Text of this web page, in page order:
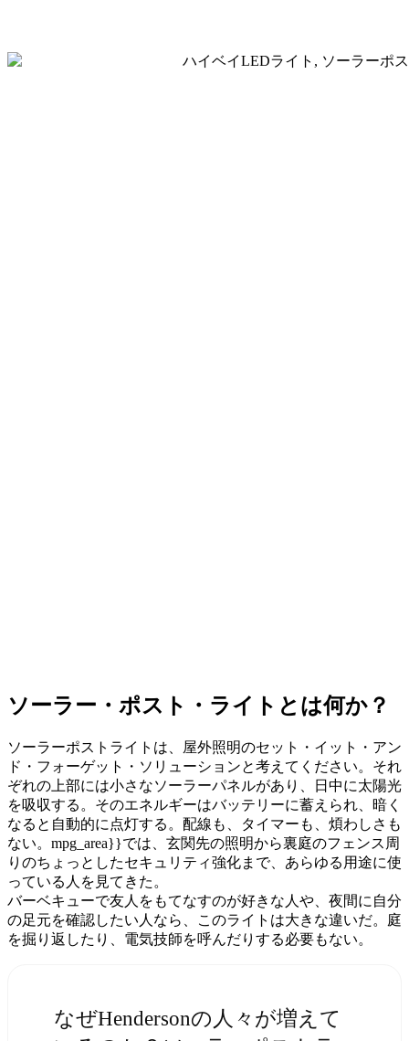
ソーラー・ポスト・ライトとは何か？
ソーラーポストライトは、屋外照明のセット・イット・アン
ド・フォーゲット・ソリューションと考えてください。それ
ぞれの上部には小さなソーラーパネルがあり、日中に太陽光
を吸収する。そのエネルギーはバッテリーに蓄えられ、暗く
なると自動的に点灯する。配線も、タイマーも、煩わしさも
ない。mpg_area}}では、玄関先の照明から裏庭のフェンス周
りのちょっとしたセキュリティ強化まで、あらゆる用途に使
っている人を見てきた。
バーベキューで友人をもてなすのが好きな人や、夜間に自分
の足元を確認したい人なら、このライトは大きな違いだ。庭
を掘り返したり、電気技師を呼んだりする必要もない。
なぜHendersonの人々が増えて